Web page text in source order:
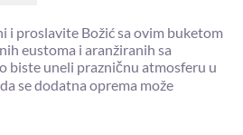
i proslavite Božić sa ovim buketom
eustoma i aranžiranih sa
biste uneli prazničnu atmosferu u
se dodatna oprema može